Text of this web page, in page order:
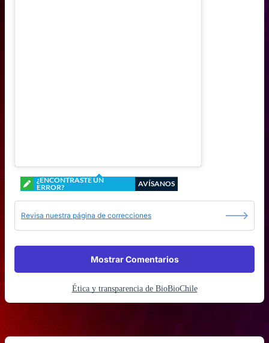
¿ENCONTRASTE UN
ERROR?
AVÍSANOS
Revisa nuestra página de correcciones
Mostrar Comentarios
Ética y transparencia de BioBioChile